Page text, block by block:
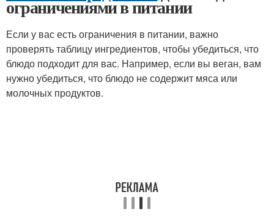
ограничениями в питании
Если у вас есть ограничения в питании, важно
проверять таблицу ингредиентов, чтобы убедиться, что
блюдо подходит для вас. Например, если вы веган, вам
нужно убедиться, что блюдо не содержит мяса или
молочных продуктов.